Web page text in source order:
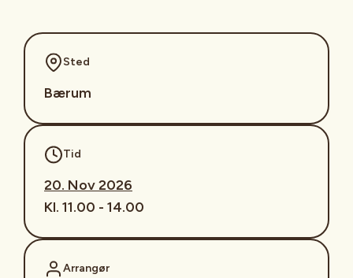
Sted
Bærum
Tid
20. Nov 2026
Kl. 11.00 - 14.00
Arrangør